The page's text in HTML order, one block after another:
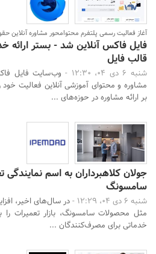
آغاز فعالیت رسمی پلتفرم محتوامحور مشاوره آنلاین
فایل فاکس آنلاین شد - بستر
قالب فایل
شنبه 6 دی 04، 12:30 -
وب‌سایت فایل
مشاوره و محتوای آموزشی آنلاین فعالیت خود
بر ارائه مشاوره در حوزه‌های ...
جولان کلاهبرداران به اسم نمایندگی
سامسونگ
شنبه 6 دی 04، 12:29 -
در سال‌های اخیر،
مثل محصولات سامسونگ، بازار تعمیرات
خدماتی برای مصرف‌کنندگان ...